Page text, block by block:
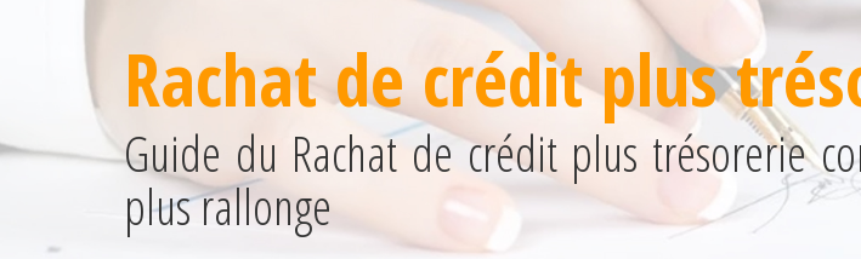
Rachat de crédit plus
Guide du Rachat de crédit plus trésorerie
plus rallonge